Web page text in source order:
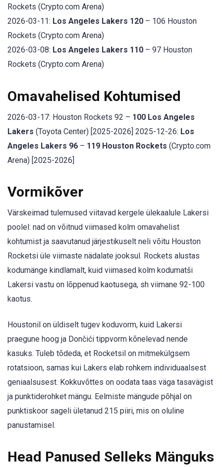
Rockets (Crypto.com Arena)
2026-03-11: Los Angeles Lakers 120 – 106 Houston
Rockets (Crypto.com Arena)
2026-03-08: Los Angeles Lakers 110 – 97 Houston
Rockets (Crypto.com Arena)
Omavahelised Kohtumised
2026-03-17: Houston Rockets 92 – 100 Los Angeles
Lakers (Toyota Center) [2025-2026] 2025-12-26: Los
Angeles Lakers 96 – 119 Houston Rockets (Crypto.com
Arena) [2025-2026]
Vormikõver
Värskeimad tulemused viitavad kergele ülekaalule Lakersi
poolel: nad on võitnud viimased kolm omavahelist
kohtumist ja saavutanud järjestikuselt neli võitu Houston
Rocketsi üle viimaste nädalate jooksul. Rockets alustas
kodumänge kindlamalt, kuid viimased kolm kodumatši
Lakersi vastu on lõppenud kaotusega, sh viimane 92-100
kaotus.
Houstonil on üldiselt tugev koduvorm, kuid Lakersi
praegune hoog ja Dončići tippvorm kõnelevad nende
kasuks. Tuleb tõdeda, et Rocketsil on mitmekülgsem
rotatsioon, samas kui Lakers elab rohkem individuaalsest
geniaalsusest. Kokkuvõttes on oodata taas väga tasavägist
ja punktiderohket mängu. Eelmiste mängude põhjal on
punktiskoor sageli ületanud 215 piiri, mis on oluline
panustamisel.
Head Panused Selleks Mänguks